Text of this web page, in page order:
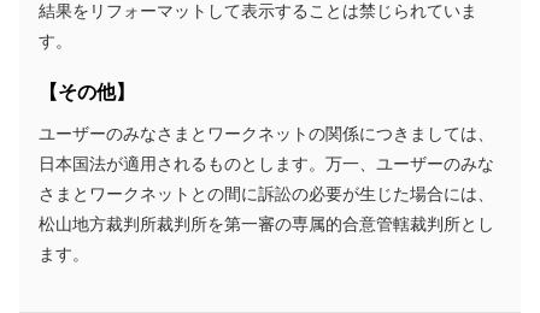
結果をリフォーマットして表示することは禁じられていま
す。
【その他】
ユーザーのみなさまとワークネットの関係につきましては、
日本国法が適用されるものとします。万一、ユーザーのみな
さまとワークネットとの間に訴訟の必要が生じた場合には、
松山地方裁判所裁判所を第一審の専属的合意管轄裁判所とし
ます。